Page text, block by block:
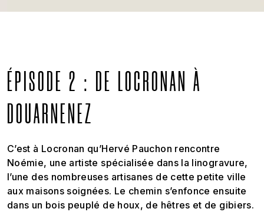
ÉPISODE 2 : DE LOCRONAN À
DOUARNENEZ
C’est à Locronan qu’Hervé Pauchon rencontre
Noémie, une artiste spécialisée dans la linogravure,
l’une des nombreuses artisanes de cette petite ville
aux maisons soignées. Le chemin s’enfonce ensuite
dans un bois peuplé de houx, de hêtres et de gibiers.